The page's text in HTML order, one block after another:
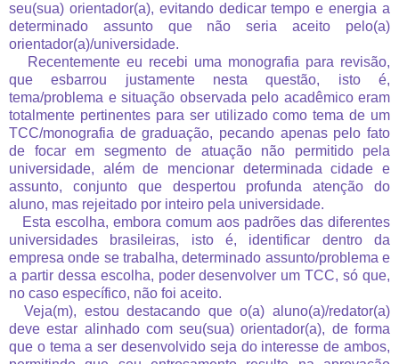
seu(sua) orientador(a), evitando dedicar tempo e energia a
determinado assunto que não seria aceito pelo(a)
orientador(a)/universidade.
Recentemente eu recebi uma monografia para revisão,
que esbarrou justamente nesta questão, isto é,
tema/problema e situação observada pelo acadêmico eram
totalmente pertinentes para ser utilizado como tema de um
TCC/monografia de graduação, pecando apenas pelo fato
de focar em segmento de atuação não permitido pela
universidade, além de mencionar determinada cidade e
assunto, conjunto que despertou profunda atenção do
aluno, mas rejeitado por inteiro pela universidade.
Esta escolha, embora comum aos padrões das diferentes
universidades brasileiras, isto é, identificar dentro da
empresa onde se trabalha, determinado assunto/problema e
a partir dessa escolha, poder desenvolver um TCC, só que,
no caso específico, não foi aceito.
Veja(m), estou destacando que o(a) aluno(a)/redator(a)
deve estar alinhado com seu(sua) orientador(a), de forma
que o tema a ser desenvolvido seja do interesse de ambos,